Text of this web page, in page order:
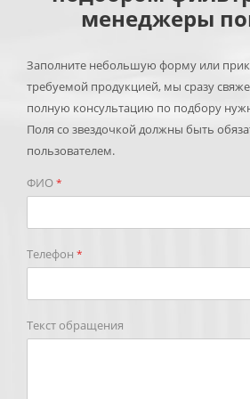
менеджеры
Заполните небольшую форму или
требуемой продукцией, мы сразу
полную консультацию по подбору
Поля со звездочкой должны быть
пользователем.
ФИО*
Телефон *
Текст обращения